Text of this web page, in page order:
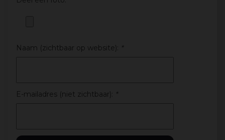
Naam (zichtbaar op website): *
E-mailadres (niet zichtbaar): *